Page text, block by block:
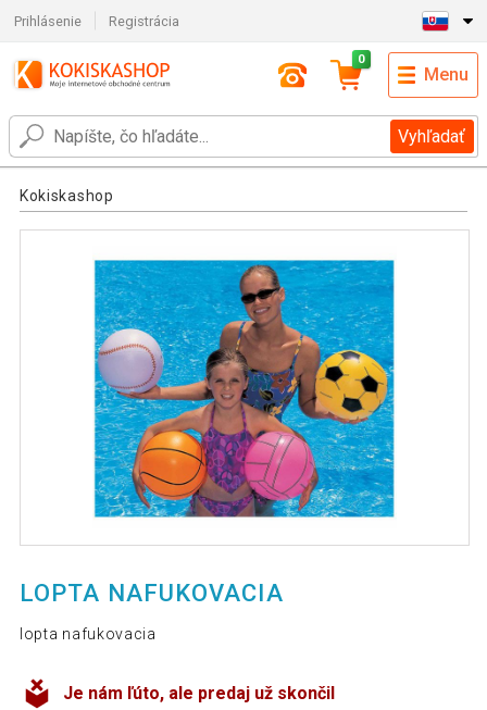
Prihlásenie Registrácia
Vyhľadať
0
Menu
Kokiskashop
LOPTA NAFUKOVACIA
lopta nafukovacia
Je nám ľúto, ale predaj už skončil